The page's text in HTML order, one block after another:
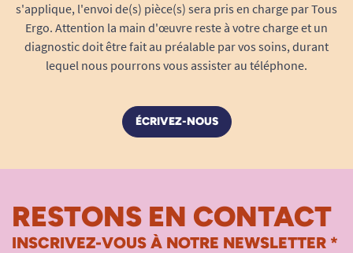
s'applique, l'envoi de(s) pièce(s) sera pris en charge par Tous
Ergo. Attention la main d'œuvre reste à votre charge et un
diagnostic doit être fait au préalable par vos soins, durant
lequel nous pourrons vous assister au téléphone.
ÉCRIVEZ-NOUS
RESTONS EN CONTACT
INSCRIVEZ-VOUS À NOTRE NEWSLETTER *